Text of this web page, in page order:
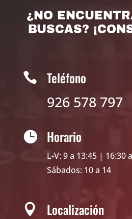
¿NO
BUSCAS?
 Teléfono
926 578 797
 Horario
L-V: 9 a 13:45 | 16:30
Sábados: 10 a 14
 Localización